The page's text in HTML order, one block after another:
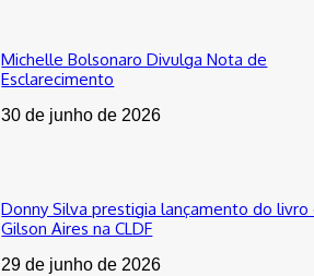
Michelle Bolsonaro Divulga Nota de
Esclarecimento
30 de junho de 2026
Donny Silva prestigia lançamento do livro
Gilson Aires na CLDF
29 de junho de 2026